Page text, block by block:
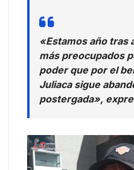
«Estamos año tras
más preocupados
poder que por el
Juliaca sigue
postergada»,